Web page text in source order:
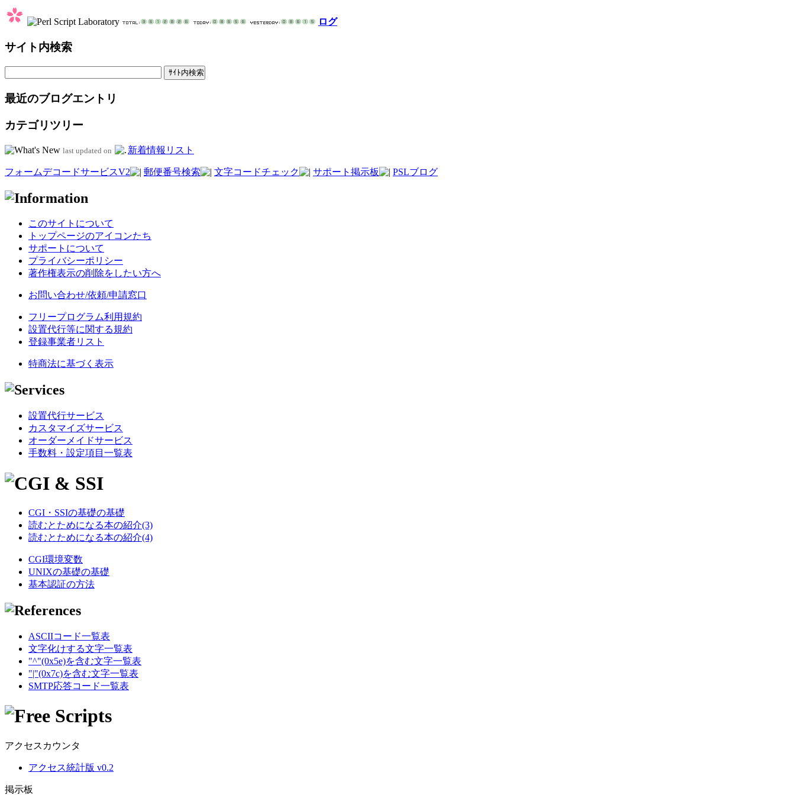
ログ
サイト内検索
最近のブログエントリ
カテゴリツリー
last updated on 新着情報リスト
フォームデコードサービスV2 郵便番号検索 文字コードチェック サポート掲示板 PSLブログ
このサイトについて
トップページのアイコンたち
サポートについて
プライバシーポリシー
著作権表示の削除をしたい方へ
お問い合わせ/依頼/申請窓口
フリープログラム利用規約
設置代行等に関する規約
登録事業者リスト
特商法に基づく表示
設置代行サービス
カスタマイズサービス
オーダーメイドサービス
手数料・設定項目一覧表
CGI・SSIの基礎の基礎
読むとためになる本の紹介(3)
読むとためになる本の紹介(4)
CGI環境変数
UNIXの基礎の基礎
基本認証の方法
ASCIIコード一覧表
文字化けする文字一覧表
"^"(0x5e)を含む文字一覧表
"|"(0x7c)を含む文字一覧表
SMTP応答コード一覧表
アクセスカウンタ
アクセス統計版 v0.2
掲示板